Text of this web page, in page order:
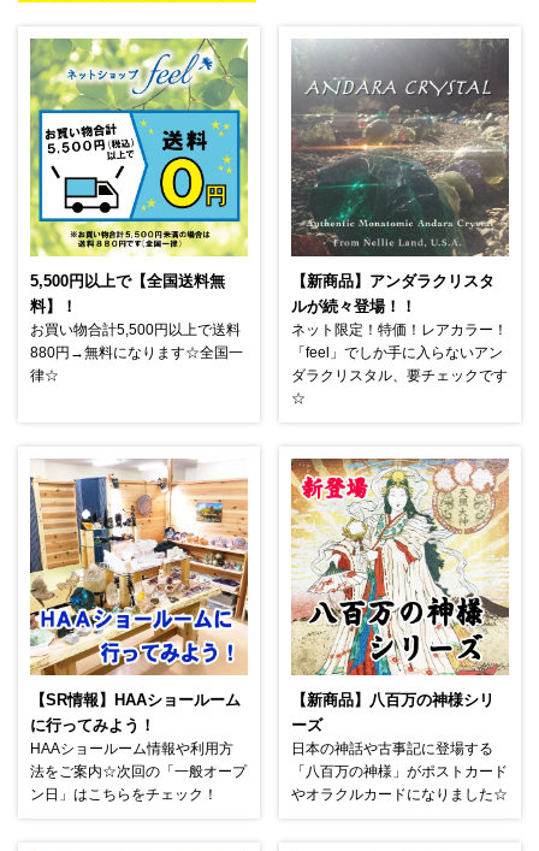
5,500円以上で【全国送料無
料】！
お買い物合計5,500円以上で送料
880円→無料になります☆全国一
律☆
【新商品】アンダラクリスタ
ルが続々登場！！
ネット限定！特価！レアカラー！
「feel」でしか手に入らないアン
ダラクリスタル、要チェックです
☆
【SR情報】HAAショールーム
に行ってみよう！
HAAショールーム情報や利用方
法をご案内☆次回の「一般オープ
ン日」はこちらをチェック！
【新商品】八百万の神様シリ
ーズ
日本の神話や古事記に登場する
「八百万の神様」がポストカード
やオラクルカードになりました☆